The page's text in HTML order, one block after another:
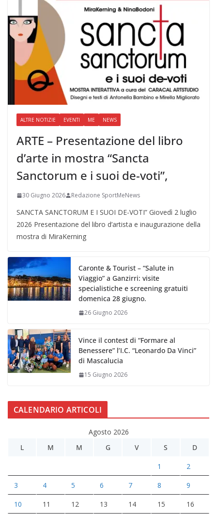
ALTRE NOTIZIE EVENTI ME NEWS
ARTE – Presentazione del libro
d’arte in mostra “Sancta
Sanctorum e i suoi de-voti”,
30 Giugno 2026 Redazione SportMeNews
SANCTA SANCTORUM E I SUOI DE-VOTI” Giovedì 2 luglio
2026 Presentazione del libro d’artista e inaugurazione della
mostra di MiraKerning
Caronte & Tourist – “Salute in
Viaggio” a Ganzirri: visite
specialistiche e screening gratuiti
domenica 28 giugno.
26 Giugno 2026
Vince il contest di “Formare al
Benessere” l’I.C. “Leonardo Da Vinci”
di Mascalucia
15 Giugno 2026
CALENDARIO ARTICOLI
Agosto 2026
L
M M G V S D
1 2
3 4 5 6 7 8 9
10 11 12 13 14 15 16